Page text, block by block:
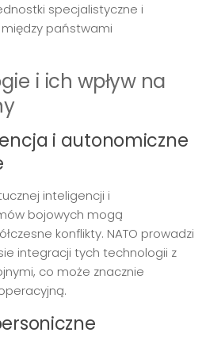
specjalistyczne i
państwami
i ich wpływ na
i autonomiczne
inteligencji i
bojowych mogą
konflikty. NATO prowadzi
integracji tych technologii z
co może znacznie